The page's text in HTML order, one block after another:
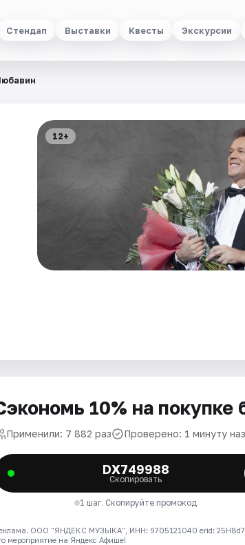
Стендап Выставки Квесты Экскурсии
12+
10% на покупке
Применили: 7 882 раз Проверено: 1 минуту
DX749988
Скопировать
1 шаг. Скопируйте промокод
ООО "ЯНДЕКС МУЗЫКА", ИНН: 9705121040 erid:
мероприятие на Яндекс Афише!